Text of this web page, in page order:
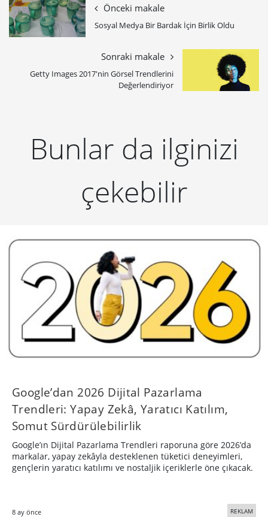
Önceki makale
Sosyal Medya Bir Bardak İçin Birlik Oldu
Sonraki makale
Getty Images 2017'nin Görsel Trendlerini
Değerlendiriyor
Bunlar da ilginizi
çekebilir
Google’dan 2026 Dijital Pazarlama
Trendleri: Yapay Zekâ, Yaratıcı Katılım,
Somut Sürdürülebilirlik
Google’ın Dijital Pazarlama Trendleri raporuna göre 2026’da
markalar, yapay zekâyla desteklenen tüketici deneyimleri,
gençlerin yaratıcı katılımı ve nostaljik içeriklerle öne çıkacak.
8 ay önce REKLAM